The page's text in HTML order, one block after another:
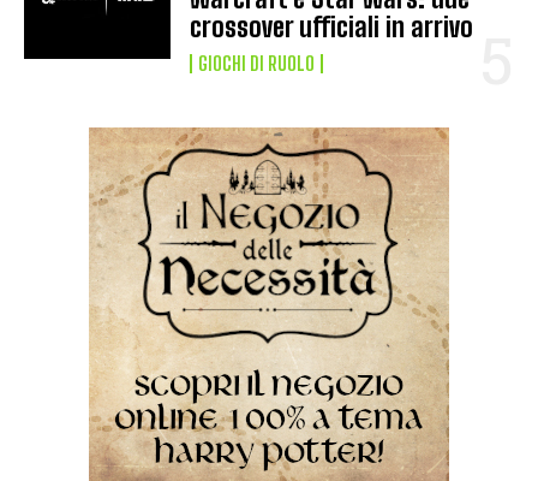
crossover ufficiali in arrivo
GIOCHI DI RUOLO